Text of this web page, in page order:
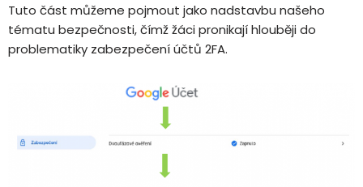
Tuto část můžeme pojmout jako nadstavbu našeho
tématu bezpečnosti, čímž žáci pronikají hlouběji do
problematiky zabezpečení účtů 2FA.